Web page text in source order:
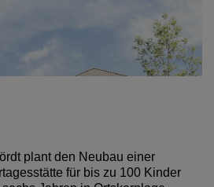
plant den Neubau einer
für bis zu 100 Kinder